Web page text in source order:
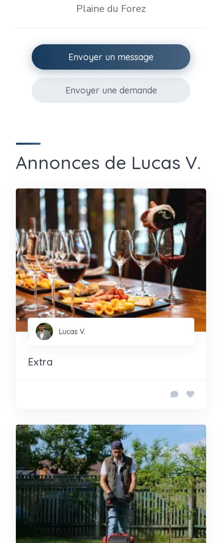
Plaine du Forez
Envoyer un message
Envoyer une demande
Annonces de Lucas V.
Lucas V.
Extra